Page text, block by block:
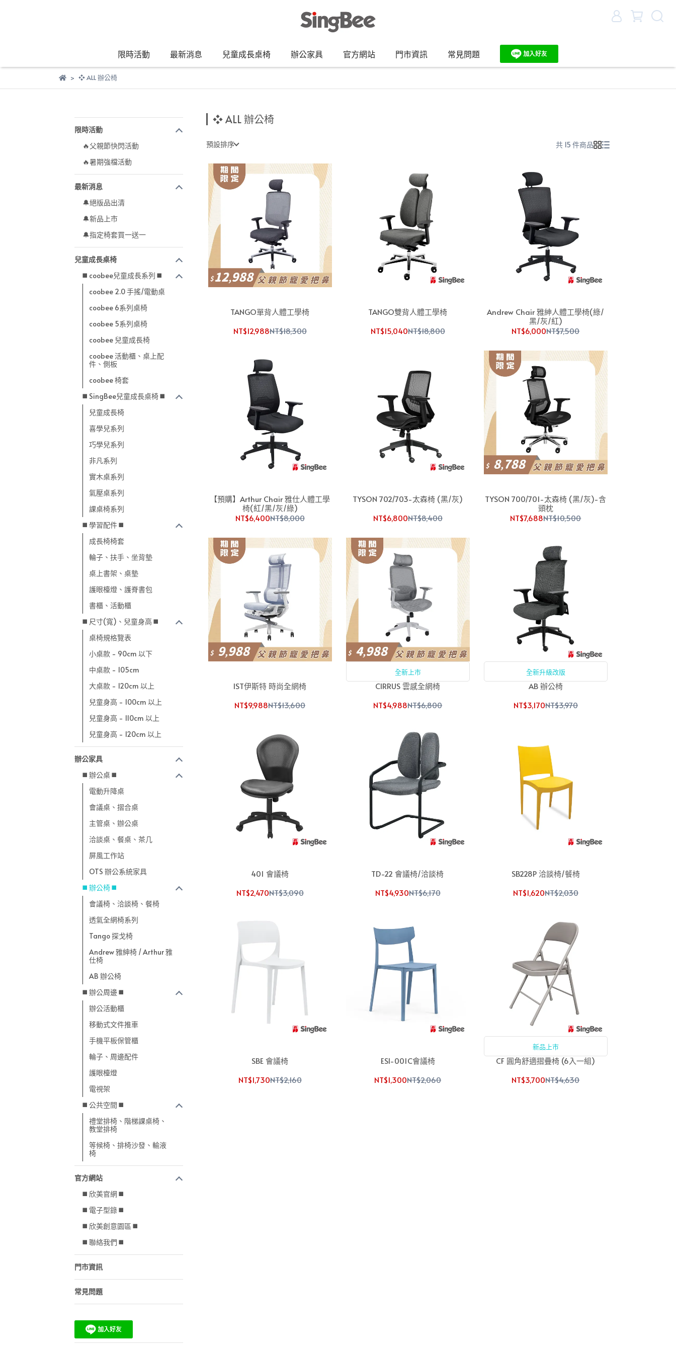
限時活動 最新消息 兒童成長桌椅 辦公家具 官方網站 門市資訊 常見問題
❖ ALL 辦公椅
限時活動
🔥父親節快閃活動
🔥暑期強檔活動
最新消息
🔔絕版品出清
🔔新品上市
🔔指定椅套買一送一
兒童成長桌椅
◼️ coobee兒童成長系列 ◼️
coobee 2.0 手搖/電動桌
coobee 6系列桌椅
coobee 5系列桌椅
coobee 兒童成長椅
coobee 活動櫃、桌上配
件、側板
coobee 椅套
◼️ SingBee兒童成長桌椅 ◼️
兒童成長椅
喜學兒系列
巧學兒系列
非凡系列
實木桌系列
氣壓桌系列
課桌椅系列
◼️ 學習配件 ◼️
成長椅椅套
輪子、扶手、坐背墊
桌上書架、桌墊
護眼檯燈、護脊書包
書櫃、活動櫃
◼️ 尺寸(寬)、兒童身高 ◼️
桌椅規格覽表
小桌款 - 90cm 以下
中桌款 - 105cm
大桌款 - 120cm 以上
兒童身高 - 100cm 以上
兒童身高 - 110cm 以上
兒童身高 - 120cm 以上
辦公家具
◼️ 辦公桌 ◼️
電動升降桌
會議桌、摺合桌
主管桌、辦公桌
洽談桌、餐桌、茶几
屏風工作站
OTS 辦公系統家具
◼️ 辦公椅 ◼️
會議椅、洽談椅、餐椅
透氣全網椅系列
Tango 探戈椅
Andrew 雅紳椅 / Arthur 雅
仕椅
AB 辦公椅
◼️ 辦公周邊 ◼️
辦公活動櫃
移動式文件推車
手機平板保管櫃
輪子、周邊配件
護眼檯燈
電視架
◼️ 公共空間 ◼️
禮堂排椅、階梯課桌椅、
教堂排椅
等候椅、排椅沙發、輸液
椅
官方網站
◼️ 欣美官網 ◼️
◼️ 電子型錄 ◼️
◼️ 欣美創意園區 ◼️
◼️ 聯絡我們 ◼️
門市資訊
常見問題
❖ ALL 辦公椅
預設排序 共 15 件商品
TANGO單背人體工學椅
NT$12,988NT$18,300
TANGO雙背人體工學椅
NT$15,040NT$18,800
Andrew Chair 雅紳人體工學椅(綠/
黑/灰/紅)
NT$6,000NT$7,500
【預購】Arthur Chair 雅仕人體工學
椅(紅/黑/灰/綠)
NT$6,400NT$8,000
TYSON 702/703-太森椅 (黑/灰)
NT$6,800NT$8,400
TYSON 700/701-太森椅 (黑/灰)-含
頭枕
NT$7,688NT$10,500
IST伊斯特 時尚全網椅
NT$9,988NT$13,600
全新上市
CIRRUS 雲感全網椅
NT$4,988NT$6,800
全新升級改版
AB 辦公椅
NT$3,170NT$3,970
401 會議椅
NT$2,470NT$3,090
TD-22 會議椅/洽談椅
NT$4,930NT$6,170
SB228P 洽談椅/餐椅
NT$1,620NT$2,030
SBE 會議椅
NT$1,730NT$2,160
ESI-001C會議椅
NT$1,300NT$2,060
新品上市
CF 圓角舒適摺疊椅 (6入一組)
NT$3,700NT$4,630